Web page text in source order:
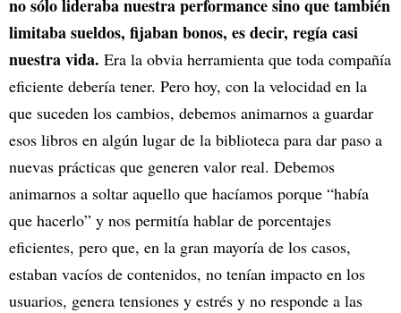
no sólo lideraba nuestra performance sino que también
limitaba sueldos, fijaban bonos, es decir, regía casi
nuestra vida. Era la obvia herramienta que toda compañía
eficiente debería tener. Pero hoy, con la velocidad en la
que suceden los cambios, debemos animarnos a guardar
esos libros en algún lugar de la biblioteca para dar paso a
nuevas prácticas que generen valor real. Debemos
animarnos a soltar aquello que hacíamos porque “había
que hacerlo” y nos permitía hablar de porcentajes
eficientes, pero que, en la gran mayoría de los casos,
estaban vacíos de contenidos, no tenían impacto en los
usuarios, genera tensiones y estrés y no responde a las